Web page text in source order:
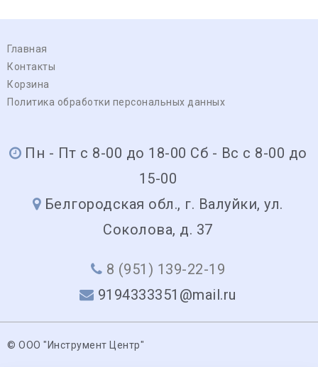
Главная
Контакты
Корзина
Политика обработки персональных данных
Пн - Пт с 8-00 до 18-00 Сб - Вс с 8-00 до
15-00
Белгородская обл., г. Валуйки, ул.
Соколова, д. 37
8 (951) 139-22-19
9194333351@mail.ru
© ООО "Инструмент Центр"